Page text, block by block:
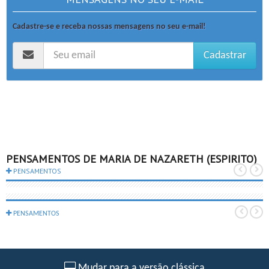
Cadastre-se e receba nossas mensagens no seu e-mail!
Cadastrar
PENSAMENTOS DE MARIA DE NAZARETH (ESPIRITO)
PENSAMENTOS
PENSAMENTOS